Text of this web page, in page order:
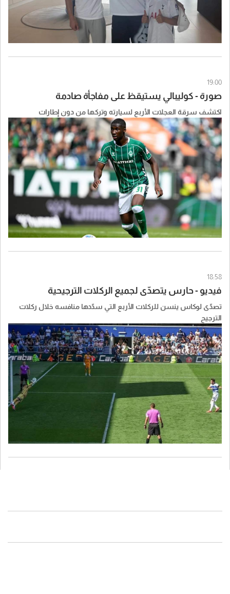
19:00
صورة - كوليبالي يستيقظ على مفاجأة صادمة
اكتشف سرقة العجلات الأربع لسيارته وتركها من دون إطارات
18:58
فيديو - حارس يتصدّى لجميع الركلات الترجيحية
تصدّى لوكاس ينسن للركلات الأربع التي سدّدها منافسه خلال ركلات
الترجيح